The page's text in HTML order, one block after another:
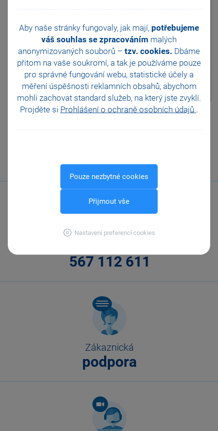
Aby naše stránky fungovaly, jak mají, potřebujeme
váš souhlas se zpracováním malých
anonymizovaných souborů – tzv. cookies. Dbáme
přitom na vaše soukromí, a tak je používáme pouze
pro správné fungování webu, statistické účely a
měření úspěšnosti reklamních obsahů, abychom
mohli zachovat standard služeb, na který jste zvyklí.
Projděte si Prohlášení o ochraně osobních údajů .
Pouze nezbytné cookies
Přijmout vše
Nastavení preferencí cookies
v tiskových sestavách.
Pokud chcete přehled srážek
pouze za určitého
zobrazením sestavy daného
zaměstnance pomocí dotazu
vyfiltrovat.
Pomohla Vám tato
567 112 611
Zákaznická
podpora